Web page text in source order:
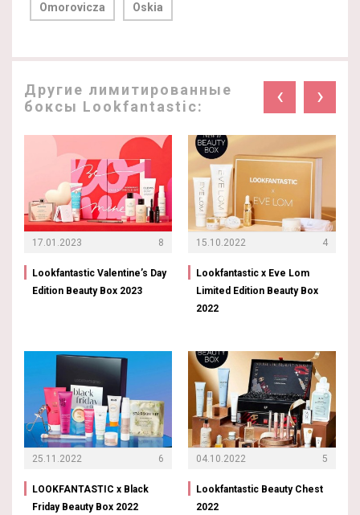
Omorovicza Oskia
Другие лимитированные
боксы Lookfantastic:
‹ ›
17.01.2023 8
Lookfantastic Valentine’s Day
Edition Beauty Box 2023
25.11.2022 6
LOOKFANTASTIC x Black
Friday Beauty Box 2022
15.10.2022 4
Lookfantastic x Eve Lom
Limited Edition Beauty Box
2022
04.10.2022 5
Lookfantastic Beauty Chest
2022